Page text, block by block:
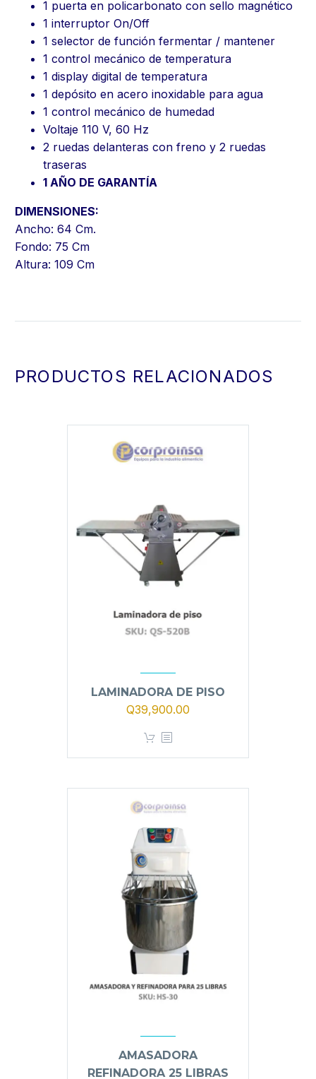
1 puerta en policarbonato con sello magnético
1 interruptor On/Off
1 selector de función fermentar / mantener
1 control mecánico de temperatura
1 display digital de temperatura
1 depósito en acero inoxidable para agua
1 control mecánico de humedad
Voltaje 110 V, 60 Hz
2 ruedas delanteras con freno y 2 ruedas
traseras
1 AÑO DE GARANTÍA
DIMENSIONES:
Ancho: 64 Cm.
Fondo: 75 Cm
Altura: 109 Cm
PRODUCTOS RELACIONADOS
LAMINADORA DE PISO
Q39,900.00
AMASADORA
REFINADORA 25 LIBRAS